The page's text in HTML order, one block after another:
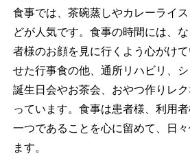
食事では、茶碗蒸しやカレーライ
どが人気です。食事の時間には、
者様のお顔を見に行くよう心がけ
せた行事食の他、通所リハビリ、シ
誕生日会やお茶会、おやつ作りレ
っています。食事は患者様、利用
一つであることを心に留めて、日
ます。